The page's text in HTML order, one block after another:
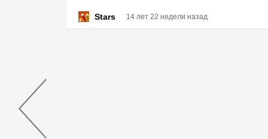
Stars 14 лет 22 недели назад